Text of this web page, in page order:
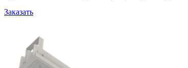
Заказать